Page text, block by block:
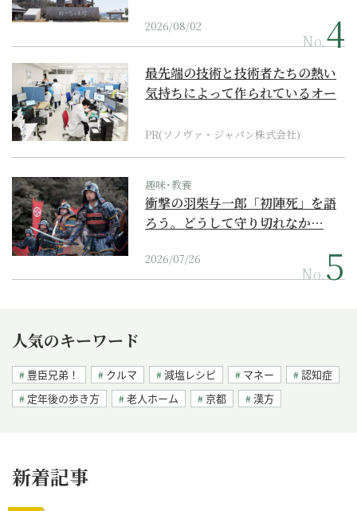
2026/08/02
No.
最先端の技術と技術者たちの熱い
気持ちによって作られているオー
PR(ソノヴァ・ジャパン株式会社)
趣味･教養
衝撃の羽柴与一郎「初陣死」を語
ろう。どうして守り切れなか…
2026/07/26
No.
人気のキーワード
豊臣兄弟！ クルマ 減塩レシピ マネー
認知症
定年後の歩き方
老人ホーム 京都 漢方
新着記事